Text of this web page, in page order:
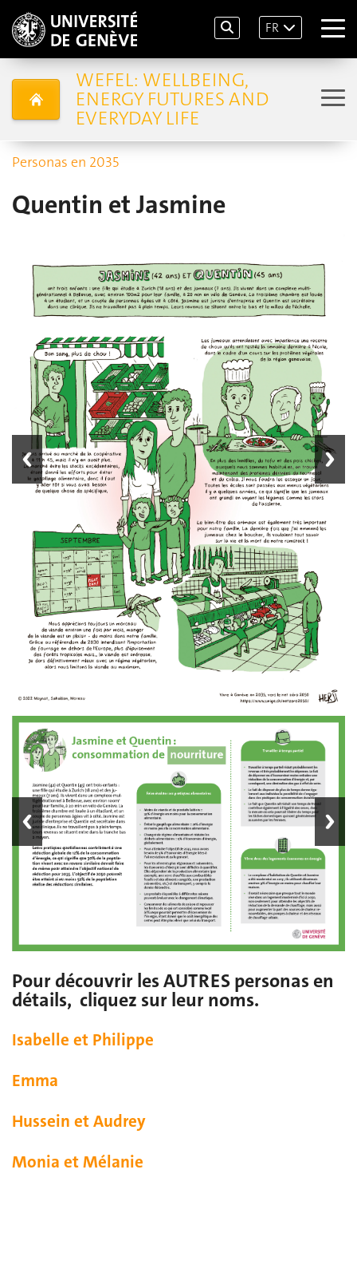
FR
WEFEL: WELLBEING,
ENERGY FUTURES AND
EVERYDAY LIFE
Personas en 2035
Quentin et Jasmine
Pour découvrir les AUTRES personas en
détails, cliquez sur leur noms.
Isabelle et Philippe
Emma
Hussein et Audrey
Monia et Mélanie